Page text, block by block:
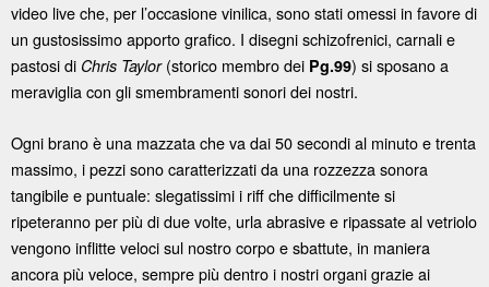
video live che, per l’occasione vinilica, sono stati omessi in favore di
un gustosissimo apporto grafico. I disegni schizofrenici, carnali e
pastosi di Chris Taylor(storico membro dei Pg.99) si sposano a
meraviglia con gli smembramenti sonori dei nostri.
Ogni brano è una mazzata che va dai 50 secondi al minuto e trenta
massimo, i pezzi sono caratterizzati da una rozzezza sonora
tangibile e puntuale: slegatissimi i riff che difficilmente si
ripeteranno per più di due volte, urla abrasive e ripassate al vetriolo
vengono inflitte veloci sul nostro corpo e sbattute, in maniera
ancora più veloce, sempre più dentro i nostri organi grazie ai